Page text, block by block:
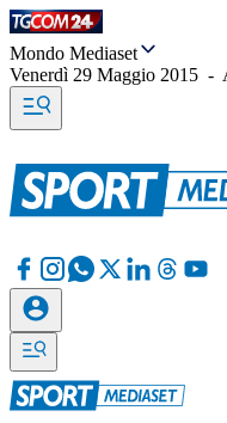
Mondo Mediaset
Venerdì 29 Maggio 2015 -